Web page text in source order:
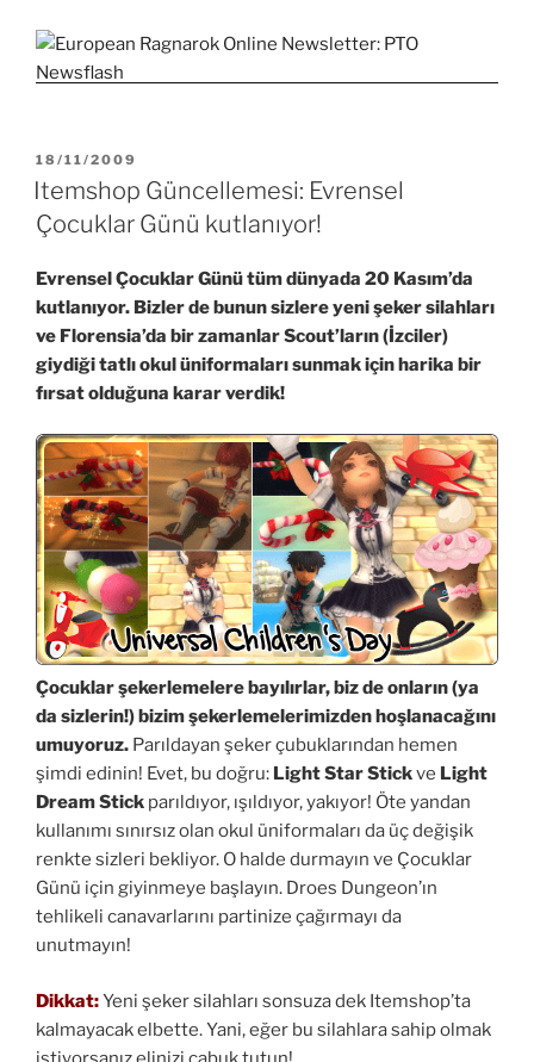
YAYIM
TARIHI
18/11/2009
Itemshop Güncellemesi: Evrensel
Çocuklar Günü kutlanıyor!
Evrensel Çocuklar Günü tüm dünyada 20 Kasım’da
kutlanıyor. Bizler de bunun sizlere yeni şeker silahları
ve Florensia’da bir zamanlar Scout’ların (İzciler)
giydiği tatlı okul üniformaları sunmak için harika bir
fırsat olduğuna karar verdik!
Çocuklar şekerlemelere bayılırlar, biz de onların (ya
da sizlerin!) bizim şekerlemelerimizden hoşlanacağını
umuyoruz. Parıldayan şeker çubuklarından hemen
şimdi edinin! Evet, bu doğru: Light Star Stickve Light
Dream Stick parıldıyor, ışıldıyor, yakıyor! Öte yandan
kullanımı sınırsız olan okul üniformaları da üç değişik
renkte sizleri bekliyor. O halde durmayın ve Çocuklar
Günü için giyinmeye başlayın. Droes Dungeon’ın
tehlikeli canavarlarını partinize çağırmayı da
unutmayın!
Dikkat:Yeni şeker silahları sonsuza dek Itemshop’ta
kalmayacak elbette. Yani, eğer bu silahlara sahip olmak